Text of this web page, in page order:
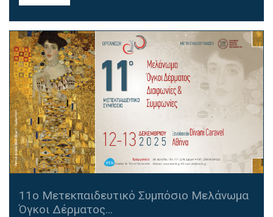
11ο Μετεκπαιδευτικό Συμπόσιο Μελάνωμα
Όγκοι Δέρματος...